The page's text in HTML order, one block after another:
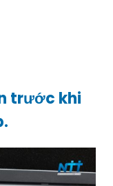
trước khi